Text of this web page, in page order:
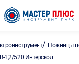
/ Ножницы
1,2/520 Интерскол